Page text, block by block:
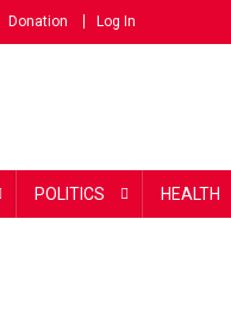
Donation Log In
POLITICS HEALTH